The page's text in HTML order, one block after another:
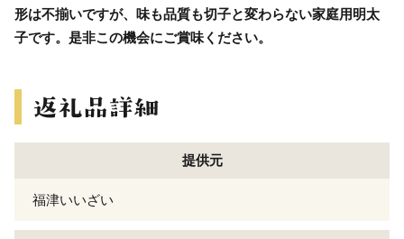
形は不揃いですが、味も品質も切子と変わらない家庭用明太
子です。是非この機会にご賞味ください。
提供元
福津いいざい